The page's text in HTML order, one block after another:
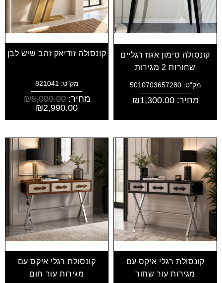
קונסולה סימון אגוז רגליים
שחורות 2 מגירות
מק"ט: 5010703657280
מחיר: ₪1,300.00
קונסולה זודיאק זהב שיש לבן
מק"ט: 821041
מחיר: ₪5,000.00
₪2,990.00
קונסולת רגלי איקס עם
מגירות עור שחור
קונסולת רגלי איקס עם
מגירות עור חום